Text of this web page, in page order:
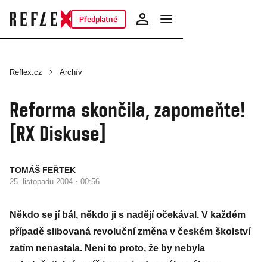
Předplatné
Reflex.cz Archív
Reforma skončila, zapomeňte!
[RX Diskuse]
TOMÁŠ FEŘTEK
25. listopadu 2004 · 00:56
Někdo se jí bál, někdo ji s nadějí očekával. V každém
případě slibovaná revoluční změna v českém školství
zatím nenastala. Není to proto, že by nebyla